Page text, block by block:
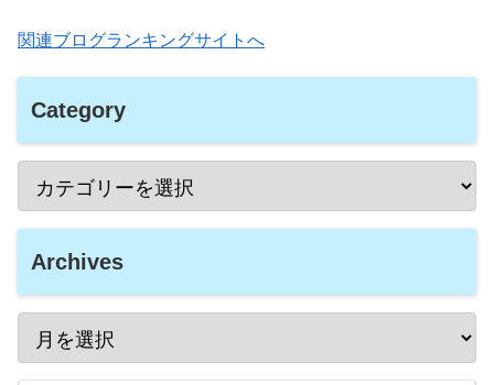
関連ブログランキングサイトへ
Category
Archives